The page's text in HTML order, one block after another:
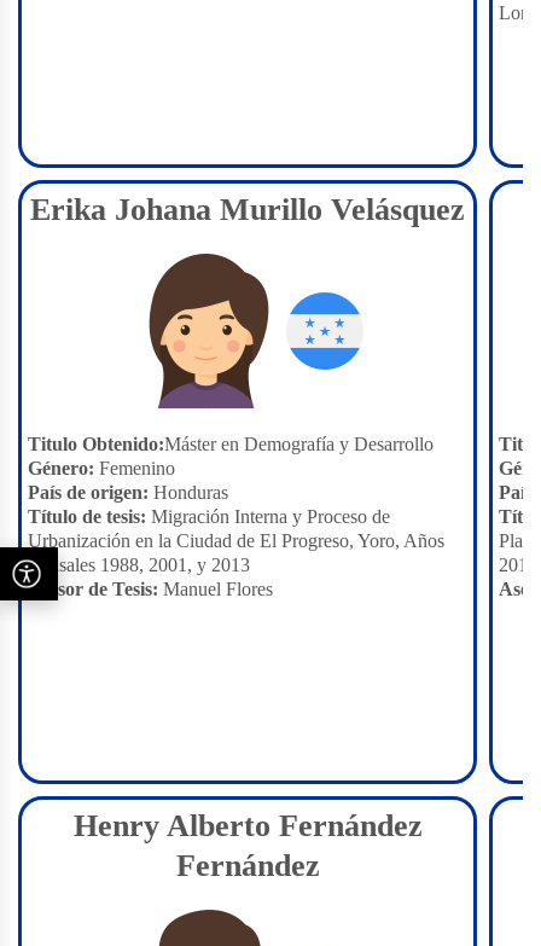
Erika Johana Murillo Velásquez
Titulo Obtenido:Máster en Demografía y Desarrollo
Género: Femenino
País de origen: Honduras
Título de tesis: Migración Interna y Proceso de
Urbanización en la Ciudad de El Progreso, Yoro, Años
Censales 1988, 2001, y 2013
Asesor de Tesis: Manuel Flores
País
2017
Henry Alberto Fernández
Fernández